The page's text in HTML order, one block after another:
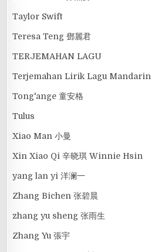
Taylor Swift
Teresa Teng 鄧麗君
TERJEMAHAN LAGU
Terjemahan Lirik Lagu Mandarin
Tong'ange 童安格
Tulus
Xiao Man 小曼
Xin Xiao Qi 辛晓琪 Winnie Hsin
yang lan yi 洋澜一
Zhang Bichen 张碧晨
zhang yu sheng 张雨生
Zhang Yu 張宇